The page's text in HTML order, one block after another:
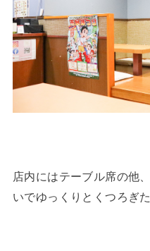
店内にはテーブル席の他
いでゆっくりとくつろぎ